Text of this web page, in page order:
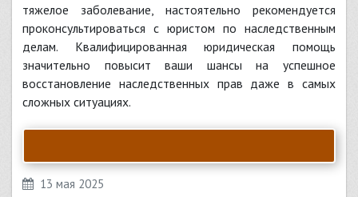
тяжелое заболевание, настоятельно рекомендуется
проконсультироваться с юристом по наследственным
делам. Квалифицированная юридическая помощь
значительно повысит ваши шансы на успешное
восстановление наследственных прав даже в самых
сложных ситуациях.
13 мая 2025